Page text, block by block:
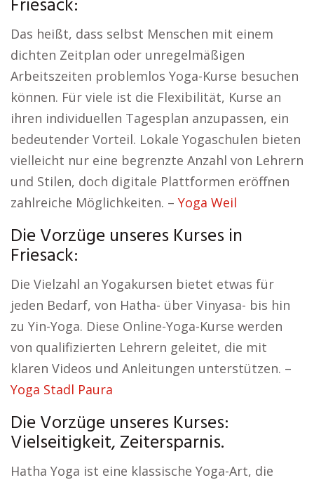
Friesack:
Das heißt, dass selbst Menschen mit einem
dichten Zeitplan oder unregelmäßigen
Arbeitszeiten problemlos Yoga-Kurse besuchen
können. Für viele ist die Flexibilität, Kurse an
ihren individuellen Tagesplan anzupassen, ein
bedeutender Vorteil. Lokale Yogaschulen bieten
vielleicht nur eine begrenzte Anzahl von Lehrern
und Stilen, doch digitale Plattformen eröffnen
zahlreiche Möglichkeiten. – Yoga Weil
Die Vorzüge unseres Kurses in
Friesack:
Die Vielzahl an Yogakursen bietet etwas für
jeden Bedarf, von Hatha- über Vinyasa- bis hin
zu Yin-Yoga. Diese Online-Yoga-Kurse werden
von qualifizierten Lehrern geleitet, die mit
klaren Videos und Anleitungen unterstützen. –
Yoga Stadl Paura
Die Vorzüge unseres Kurses:
Vielseitigkeit, Zeitersparnis.
Hatha Yoga ist eine klassische Yoga-Art, die